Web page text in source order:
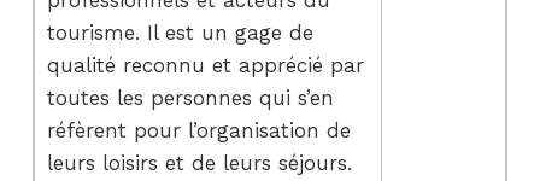
tourisme. Il est un gage de
qualité reconnu et apprécié par
toutes les personnes qui s’en
réfèrent pour l’organisation de
leurs loisirs et de leurs séjours.